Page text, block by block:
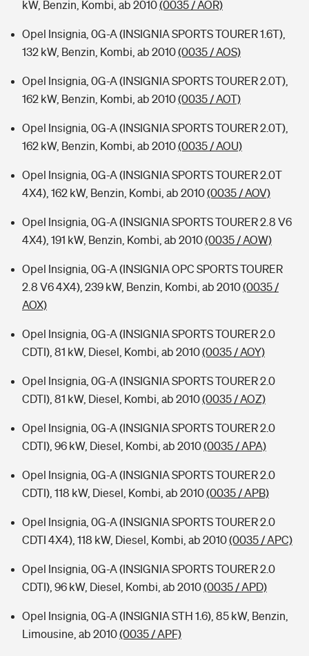
kW, Benzin, Kombi, ab 2010(0035 / AOR)
Opel Insignia, 0G-A (INSIGNIA SPORTS TOURER 1.6T),
132 kW, Benzin, Kombi, ab 2010(0035 / AOS)
Opel Insignia, 0G-A (INSIGNIA SPORTS TOURER 2.0T),
162 kW, Benzin, Kombi, ab 2010(0035 / AOT)
Opel Insignia, 0G-A (INSIGNIA SPORTS TOURER 2.0T),
162 kW, Benzin, Kombi, ab 2010(0035 / AOU)
Opel Insignia, 0G-A (INSIGNIA SPORTS TOURER 2.0T
4X4), 162 kW, Benzin, Kombi, ab 2010(0035 / AOV)
Opel Insignia, 0G-A (INSIGNIA SPORTS TOURER 2.8 V6
4X4), 191 kW, Benzin, Kombi, ab 2010(0035 / AOW)
Opel Insignia, 0G-A (INSIGNIA OPC SPORTS TOURER
2.8 V6 4X4), 239 kW, Benzin, Kombi, ab 2010(0035 /
AOX)
Opel Insignia, 0G-A (INSIGNIA SPORTS TOURER 2.0
CDTI), 81 kW, Diesel, Kombi, ab 2010(0035 / AOY)
Opel Insignia, 0G-A (INSIGNIA SPORTS TOURER 2.0
CDTI), 81 kW, Diesel, Kombi, ab 2010(0035 / AOZ)
Opel Insignia, 0G-A (INSIGNIA SPORTS TOURER 2.0
CDTI), 96 kW, Diesel, Kombi, ab 2010(0035 / APA)
Opel Insignia, 0G-A (INSIGNIA SPORTS TOURER 2.0
CDTI), 118 kW, Diesel, Kombi, ab 2010(0035 / APB)
Opel Insignia, 0G-A (INSIGNIA SPORTS TOURER 2.0
CDTI 4X4), 118 kW, Diesel, Kombi, ab 2010(0035 / APC)
Opel Insignia, 0G-A (INSIGNIA SPORTS TOURER 2.0
CDTI), 96 kW, Diesel, Kombi, ab 2010(0035 / APD)
Opel Insignia, 0G-A (INSIGNIA STH 1.6), 85 kW, Benzin,
Limousine, ab 2010(0035 / APF)